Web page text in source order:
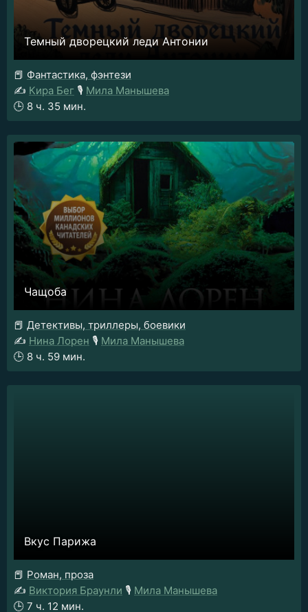
Темный дворецкий леди Антонии
📕 Фантастика, фэнтези
✍️ Кира Бег 🎙️ Мила Манышева
🕒 8 ч. 35 мин.
Чащоба
📕 Детективы, триллеры, боевики
✍️ Нина Лорен 🎙️ Мила Манышева
🕒 8 ч. 59 мин.
Вкус Парижа
📕 Роман, проза
✍️ Виктория Браунли 🎙️ Мила Манышева
🕒 7 ч. 12 мин.